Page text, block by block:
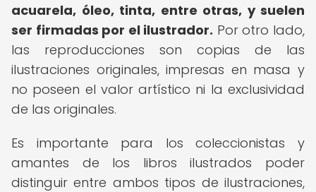
acuarela, óleo, tinta, entre otras, y suelen
ser firmadas por el ilustrador. Por otro lado,
las reproducciones son copias de las
ilustraciones originales, impresas en masa y
no poseen el valor artístico ni la exclusividad
de las originales.
Es importante para los coleccionistas y
amantes de los libros ilustrados poder
distinguir entre ambos tipos de ilustraciones,